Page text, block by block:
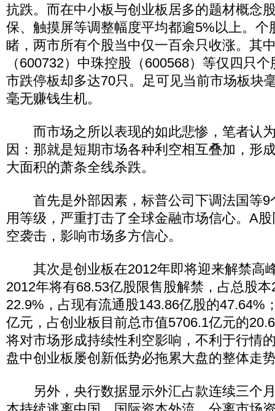
抗跌。而在中小板与创业板居多的题材概念
保、触摸屏等调整幅度平均都逾5%以上。个
睹，两市所有个股当中仅一百余只收涨。其
（600732）中珠控股（600568）等仅四只
市跌停板却多达70只。足可见当前市场板块
毫无赚钱生机。
而市场之所以表现的如此悲惨，笔者认
因：那就是短期市场各种利空相互叠加，形
大面积的萧条全线杀跌。
首先是外部因素，标普公司下调法国等9
用等级，严重打击了全球金融市场信心。A
空袭击，影响市场多方信心。
其次是创业板在2012年即将迎来解禁高
2012年将有68.53亿股限售股解禁，占总股
22.9%，占现有流通股143.86亿股的47.64%
亿元，占创业板目前总市值5706.1亿元的
将对市场形成持续性利空影响，不利于行情
盘中创业板屡创新低势必拖累大盘的整体走
另外，央行数据显示外汇占款连续三个